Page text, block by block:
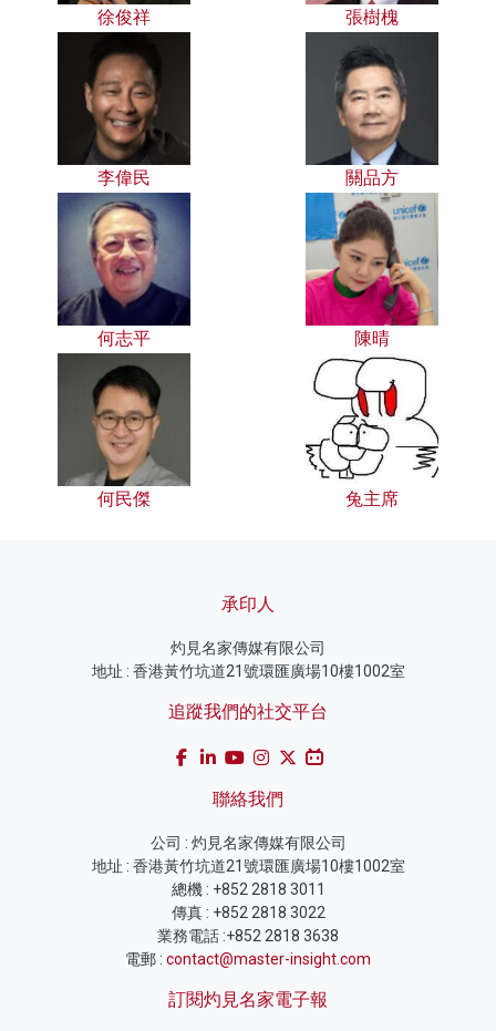
徐俊祥 張樹槐
李偉民 關品方
何志平 陳晴
何民傑 兔主席
承印人
灼見名家傳媒有限公司
地址 : 香港黃竹坑道21號環匯廣場10樓1002室
追蹤我們的社交平台
聯絡我們
公司 : 灼見名家傳媒有限公司
地址 : 香港黃竹坑道21號環匯廣場10樓1002室
總機 : +852 2818 3011
傳真 : +852 2818 3022
業務電話 :+852 2818 3638
電郵 : contact@master-insight.com
訂閱灼見名家電子報